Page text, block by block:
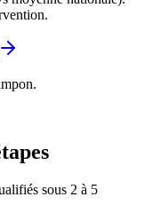
.
sous 2 à 5